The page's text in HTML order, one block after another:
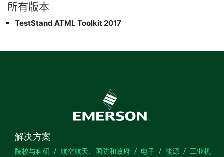
所有版本
TestStand ATML Toolkit 2017
解决方案
院校与科研 航空航天、国防和政府 电子 能源
工业机